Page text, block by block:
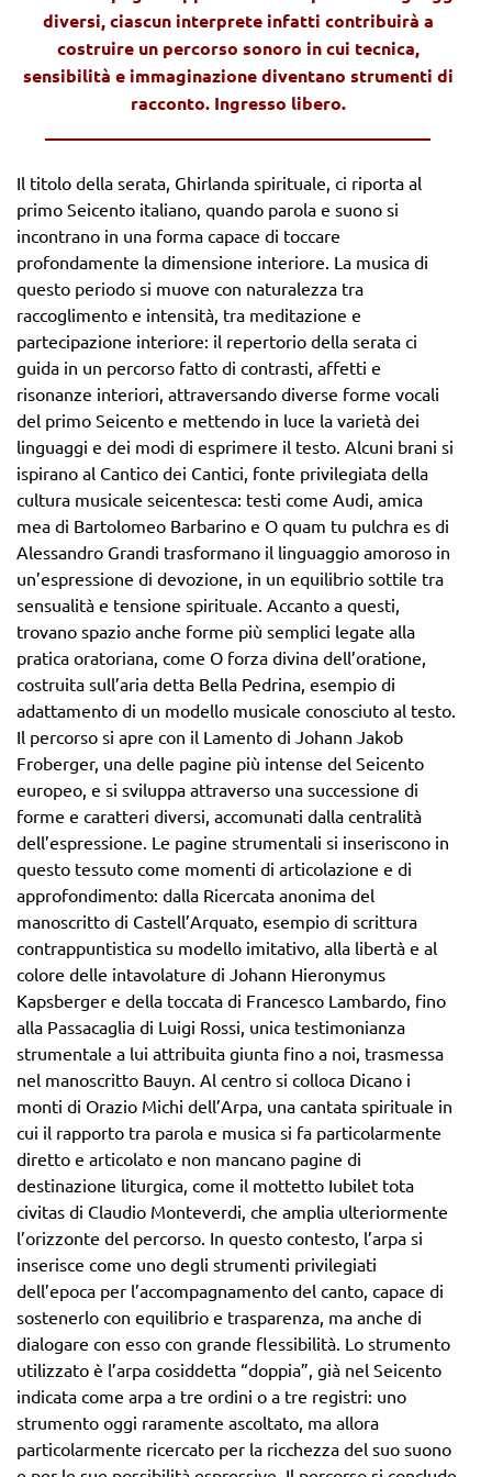
diversi, ciascun interprete infatti contribuirà a
costruire un percorso sonoro in cui tecnica,
sensibilità e immaginazione diventano strumenti di
racconto. Ingresso libero.
Il titolo della serata, Ghirlanda spirituale, ci riporta al
primo Seicento italiano, quando parola e suono si
incontrano in una forma capace di toccare
profondamente la dimensione interiore. La musica di
questo periodo si muove con naturalezza tra
raccoglimento e intensità, tra meditazione e
partecipazione interiore: il repertorio della serata ci
guida in un percorso fatto di contrasti, affetti e
risonanze interiori, attraversando diverse forme vocali
del primo Seicento e mettendo in luce la varietà dei
linguaggi e dei modi di esprimere il testo. Alcuni brani si
ispirano al Cantico dei Cantici, fonte privilegiata della
cultura musicale seicentesca: testi come Audi, amica
mea di Bartolomeo Barbarino e O quam tu pulchra es di
Alessandro Grandi trasformano il linguaggio amoroso in
un’espressione di devozione, in un equilibrio sottile tra
sensualità e tensione spirituale. Accanto a questi,
trovano spazio anche forme più semplici legate alla
pratica oratoriana, come O forza divina dell’oratione,
costruita sull’aria detta Bella Pedrina, esempio di
adattamento di un modello musicale conosciuto al testo.
Il percorso si apre con il Lamento di Johann Jakob
Froberger, una delle pagine più intense del Seicento
europeo, e si sviluppa attraverso una successione di
forme e caratteri diversi, accomunati dalla centralità
dell’espressione. Le pagine strumentali si inseriscono in
questo tessuto come momenti di articolazione e di
approfondimento: dalla Ricercata anonima del
manoscritto di Castell’Arquato, esempio di scrittura
contrappuntistica su modello imitativo, alla libertà e al
colore delle intavolature di Johann Hieronymus
Kapsberger e della toccata di Francesco Lambardo, fino
alla Passacaglia di Luigi Rossi, unica testimonianza
strumentale a lui attribuita giunta fino a noi, trasmessa
nel manoscritto Bauyn. Al centro si colloca Dicano i
monti di Orazio Michi dell’Arpa, una cantata spirituale in
cui il rapporto tra parola e musica si fa particolarmente
diretto e articolato e non mancano pagine di
destinazione liturgica, come il mottetto Iubilet tota
civitas di Claudio Monteverdi, che amplia ulteriormente
l’orizzonte del percorso. In questo contesto, l’arpa si
inserisce come uno degli strumenti privilegiati
dell’epoca per l’accompagnamento del canto, capace di
sostenerlo con equilibrio e trasparenza, ma anche di
dialogare con esso con grande flessibilità. Lo strumento
utilizzato è l’arpa cosiddetta “doppia”, già nel Seicento
indicata come arpa a tre ordini o a tre registri: uno
strumento oggi raramente ascoltato, ma allora
particolarmente ricercato per la ricchezza del suo suono